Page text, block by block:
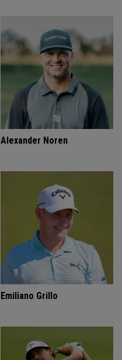
Alexander Noren
Emiliano Grillo